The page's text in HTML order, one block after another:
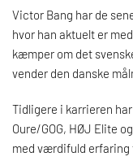
Victor Bang har de
hvor han aktuelt er
kæmper om det
vender den danske
Tidligere i karrieren
Oure/GOG, HØJ Elite
med værdifuld erfaring